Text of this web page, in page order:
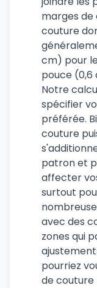
marges
couture
cm) pour
pouce
Notre
spécifier
préférée.
couture
patron et
affecter
surtout
avec des
zones qui
pourriez
de couture